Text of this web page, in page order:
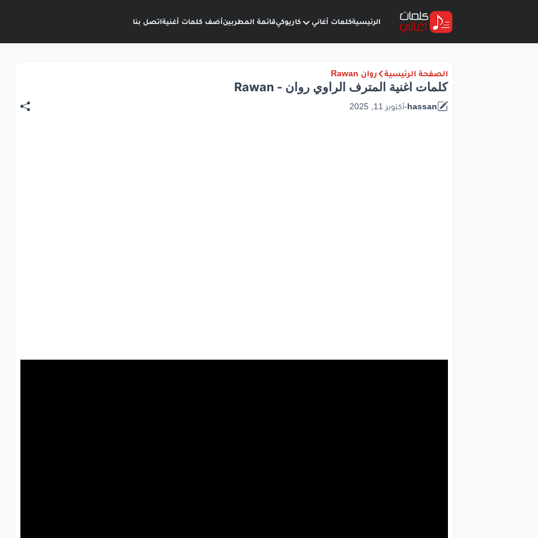
الرئيسيةكلمات أغاني كاريوكيقائمة المطربينأضف كلمات أغنيةاتصل بنا
الصفحة الرئيسية روان Rawan
كلمات اغنية المترف الراوي روان - Rawan
hassan
-أكتوبر 11, 2025